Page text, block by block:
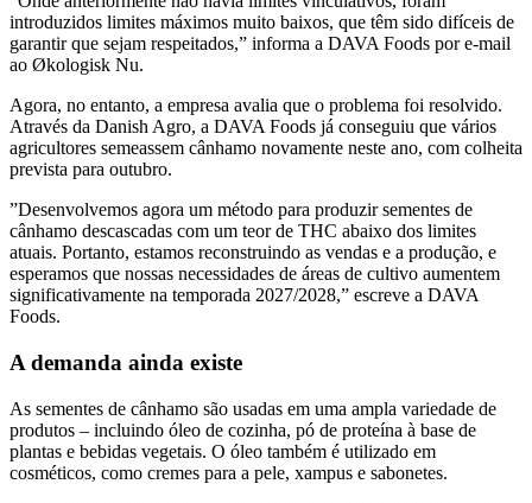
introduzidos limites máximos muito baixos, que têm sido difíceis de
garantir que sejam respeitados,” informa a DAVA Foods por e-mail
ao Økologisk Nu.
Agora, no entanto, a empresa avalia que o problema foi resolvido.
Através da Danish Agro, a DAVA Foods já conseguiu que vários
agricultores semeassem cânhamo novamente neste ano, com colheita
prevista para outubro.
”Desenvolvemos agora um método para produzir sementes de
cânhamo descascadas com um teor de THC abaixo dos limites
atuais. Portanto, estamos reconstruindo as vendas e a produção, e
esperamos que nossas necessidades de áreas de cultivo aumentem
significativamente na temporada 2027/2028,” escreve a DAVA
Foods.
A demanda ainda existe
As sementes de cânhamo são usadas em uma ampla variedade de
produtos – incluindo óleo de cozinha, pó de proteína à base de
plantas e bebidas vegetais. O óleo também é utilizado em
cosméticos, como cremes para a pele, xampus e sabonetes.